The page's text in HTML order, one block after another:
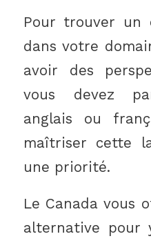
Pour trouver un
dans votre
avoir des
vous devez
anglais ou
maîtriser cette
une priorité.
Le Canada vous
alternative pour